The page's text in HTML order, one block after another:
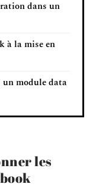
dans un
à la mise en
un module data
les